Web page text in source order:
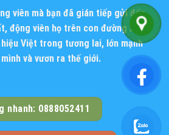
viên mà bạn đã gián tiếp gửi đến
động viên họ trên con đường xây
Việt trong tương lai, lớn mạnh
và vươn ra thế giới.
nhanh: 0888052411